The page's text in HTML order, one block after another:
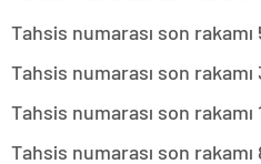
Tahsis numarası son rakamı
Tahsis numarası son rakamı
Tahsis numarası son rakamı
Tahsis numarası son rakamı